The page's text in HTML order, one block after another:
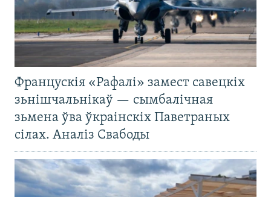
Францускія «Рафалі» замест савецкіх
зьнішчальнікаў — сымбалічная
зьмена ўва ўкраінскіх Паветраных
сілах. Аналіз Свабоды